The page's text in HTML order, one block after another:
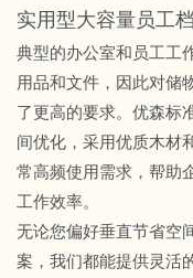
实用型大容量员工
典型的办公室和员工工
用品和文件，因此对储
了更高的要求。优森标
间优化，采用优质木材
常高频使用需求，帮助
工作效率。
无论您偏好垂直节省空
案，我们都能提供灵活